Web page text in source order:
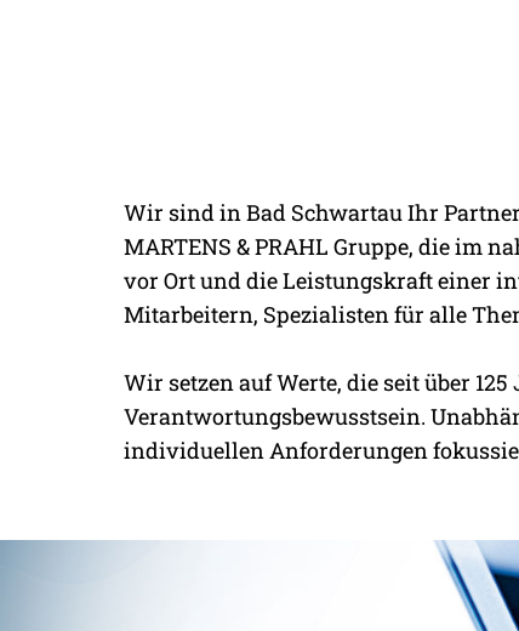
WILLKOMMEN
MARTENS &
MIT
Wir sind in Bad Schwartau Ihr
MARTENS & PRAHL Gruppe, die im
vor Ort und die Leistungskraft einer
Mitarbeitern, Spezialisten für alle
Wir setzen auf Werte, die seit über
Verantwortungsbewusstsein.
individuellen Anforderungen